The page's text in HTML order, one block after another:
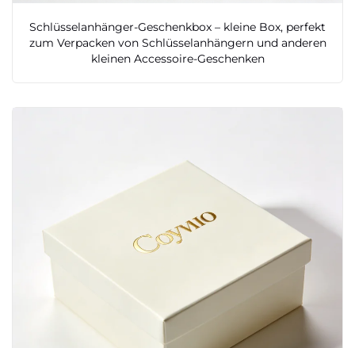
Schlüsselanhänger-Geschenkbox – kleine Box, perfekt
zum Verpacken von Schlüsselanhängern und anderen
kleinen Accessoire-Geschenken